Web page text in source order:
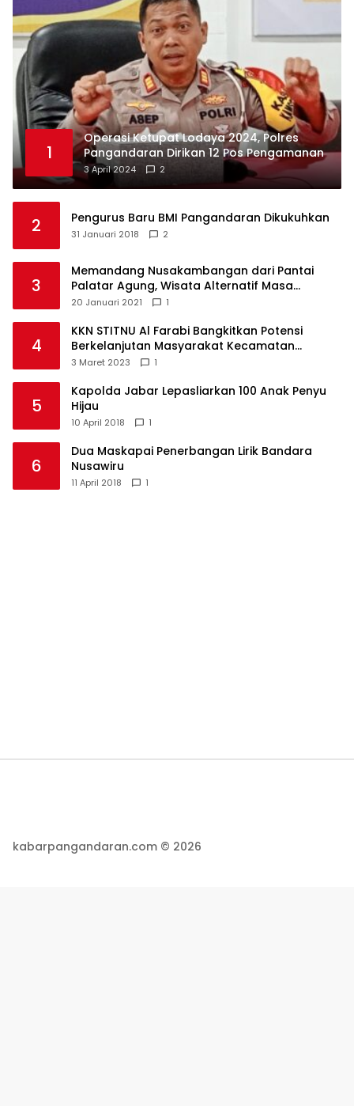
1
Operasi Ketupat Lodaya 2024, Polres
Pangandaran Dirikan 12 Pos Pengamanan
3 April 2024 2
2 Pengurus Baru BMI Pangandaran Dikukuhkan
31 Januari 2018 2
3
Memandang Nusakambangan dari Pantai
Palatar Agung, Wisata Alternatif Masa
Pandemi
20 Januari 2021 1
4
KKN STITNU Al Farabi Bangkitkan Potensi
Berkelanjutan Masyarakat Kecamatan
Langkaplancar
3 Maret 2023 1
5
Kapolda Jabar Lepasliarkan 100 Anak Penyu
Hijau
10 April 2018 1
6
Dua Maskapai Penerbangan Lirik Bandara
Nusawiru
11 April 2018 1
kabarpangandaran.com © 2026